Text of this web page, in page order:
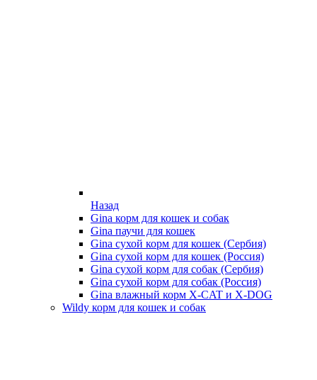
Назад
Gina корм для кошек и собак
Gina паучи для кошек
Gina сухой корм для кошек (Сербия)
Gina сухой корм для кошек (Россия)
Gina сухой корм для собак (Сербия)
Gina сухой корм для собак (Россия)
Gina влажный корм X-CAT и X-DOG
Wildy корм для кошек и собак